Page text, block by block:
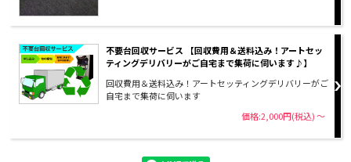
不要台回収サービス 【回収費用＆送料込み！アートセッ
ティングデリバリーがご自宅まで集荷に伺います♪】
回収費用＆送料込み！アートセッティングデリバリーがご
自宅まで集荷に伺います
価格:2,000円(税込)～